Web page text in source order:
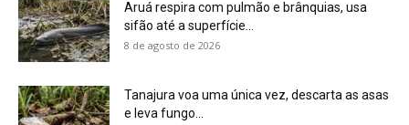
8 de agosto de 2026